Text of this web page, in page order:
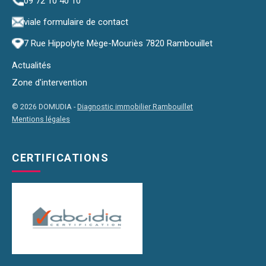
viale formulaire de contact
7 Rue Hippolyte Mège-Mouriès 7820 Rambouillet
Actualités
Zone d'intervention
© 2026 DOMUDIA -Diagnostic immobilier Rambouillet
Mentions légales
CERTIFICATIONS